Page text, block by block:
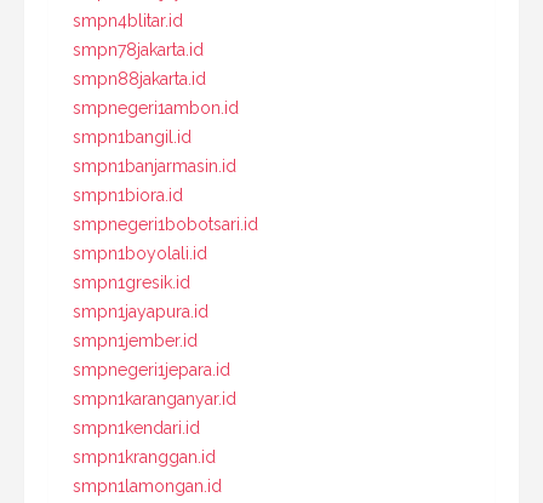
smpn4blitar.id
smpn78jakarta.id
smpn88jakarta.id
smpnegeri1ambon.id
smpn1bangil.id
smpn1banjarmasin.id
smpn1biora.id
smpnegeri1bobotsari.id
smpn1boyolali.id
smpn1gresik.id
smpn1jayapura.id
smpn1jember.id
smpnegeri1jepara.id
smpn1karanganyar.id
smpn1kendari.id
smpn1kranggan.id
smpn1lamongan.id